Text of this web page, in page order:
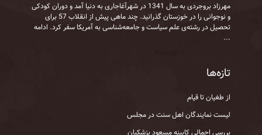
مهرزاد بروجردی به‌ سال 1341 در شهرآغاجاری به‌ دنیا آمد و دوران کودکی
و نوجوانی را در خوزستان گذرانید. چند ماهی پیش از انقلاب 57 برای
تحصیل در رشته‌ی علم سیاست و جامعه‌شناسی به آمریکا سفر کرد. ادامه
...
تازه‌ها
از طغیان تا قیام
لیست نمایندگان اهل سنت در مجلس
بررسی اجمالی کابینه مسعود پزشکیان